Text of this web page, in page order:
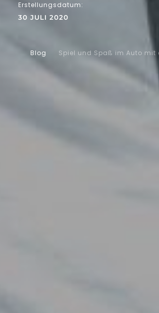
30 JULI 2020
Erstellungsdatum:
Blog Spiel und Spaß im Auto mit